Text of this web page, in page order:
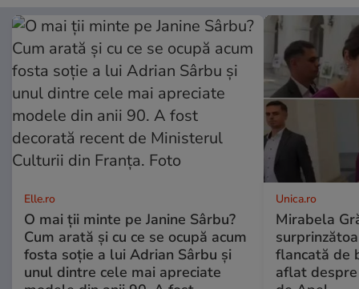
Elle.ro
O mai ții minte pe Janine Sârbu?
Cum arată și cu ce se ocupă acum
fosta soție a lui Adrian Sârbu și
unul dintre cele mai apreciate
Unica.ro
Mirabela
flancată de
aflat